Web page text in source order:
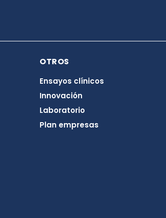
OTROS
Ensayos clínicos
Innovación
Laboratorio
Plan empresas